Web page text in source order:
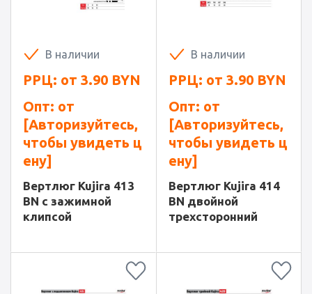
В наличии
РРЦ: от 3.90 BYN
Опт: от
[Авторизуйтесь,
чтобы увидеть ц
ену]
Вертлюг Kujira 413
BN с зажимной
клипсой
В наличии
РРЦ: от 3.90 BYN
Опт: от
[Авторизуйтесь,
чтобы увидеть ц
ену]
Вертлюг Kujira 414
BN двойной
трехсторонний